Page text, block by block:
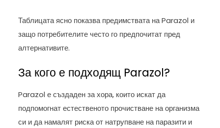
Таблицата ясно показва предимствата на Parazol и
защо потребителите често го предпочитат пред
алтернативите.
За кого е подходящ Parazol?
Parazol е създаден за хора, които искат да
подпомогнат естественото прочистване на организма
си и да намалят риска от натрупване на паразити и